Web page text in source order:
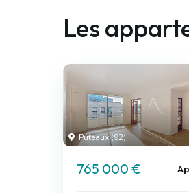
Les
Puteaux (92)
765 000 €